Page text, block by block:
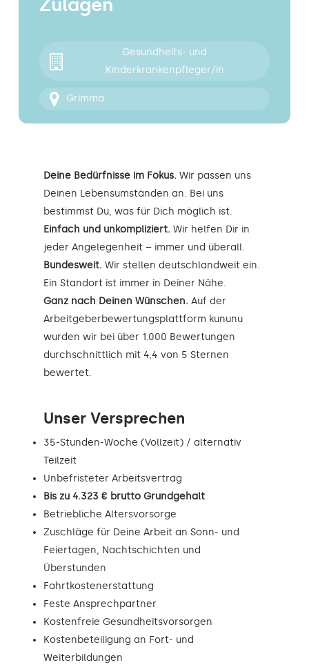
Kontakt
Zulagen
Gesundheits- und
Kinderkrankenpfleger/in
Grimma
Deine Bedürfnisse im Fokus. Wir passen uns
Deinen Lebensumständen an. Bei uns
bestimmst Du, was für Dich möglich ist.
Einfach und unkompliziert. Wir helfen Dir in
jeder Angelegenheit – immer und überall.
Bundesweit. Wir stellen deutschlandweit ein.
Ein Standort ist immer in Deiner Nähe.
Ganz nach Deinen Wünschen. Auf der
Arbeitgeberbewertungsplattform kununu
wurden wir bei über 1.000 Bewertungen
durchschnittlich mit 4,4 von 5 Sternen
bewertet.
Unser Versprechen
35-Stunden-Woche (Vollzeit) / alternativ
Teilzeit
Unbefristeter Arbeitsvertrag
Bis zu 4.323 € brutto Grundgehalt
Betriebliche Altersvorsorge
Zuschläge für Deine Arbeit an Sonn- und
Feiertagen, Nachtschichten und
Überstunden
Fahrtkostenerstattung
Feste Ansprechpartner
Kostenfreie Gesundheitsvorsorgen
Kostenbeteiligung an Fort- und
Weiterbildungen